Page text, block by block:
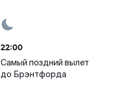
22:00
Самый поздний вылет
до Брэнтфорда